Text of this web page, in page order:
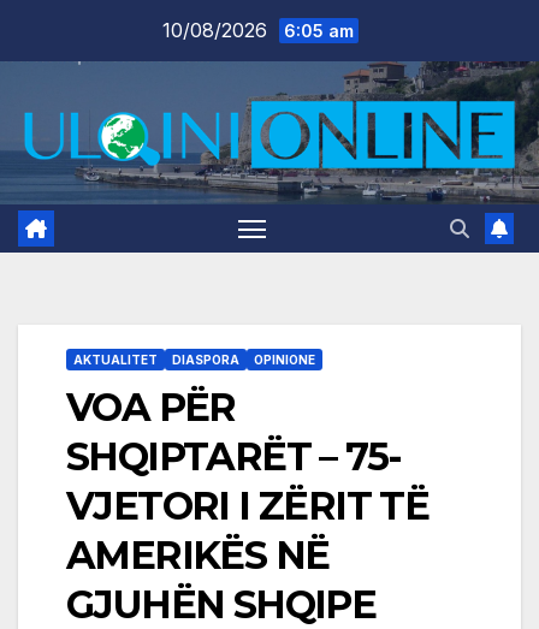
10/08/2026 6:05 am
AKTUALITET DIASPORA OPINIONE
VOA PËR
SHQIPTARËT – 75-
VJETORI I ZËRIT TË
AMERIKËS NË
GJUHËN SHQIPE